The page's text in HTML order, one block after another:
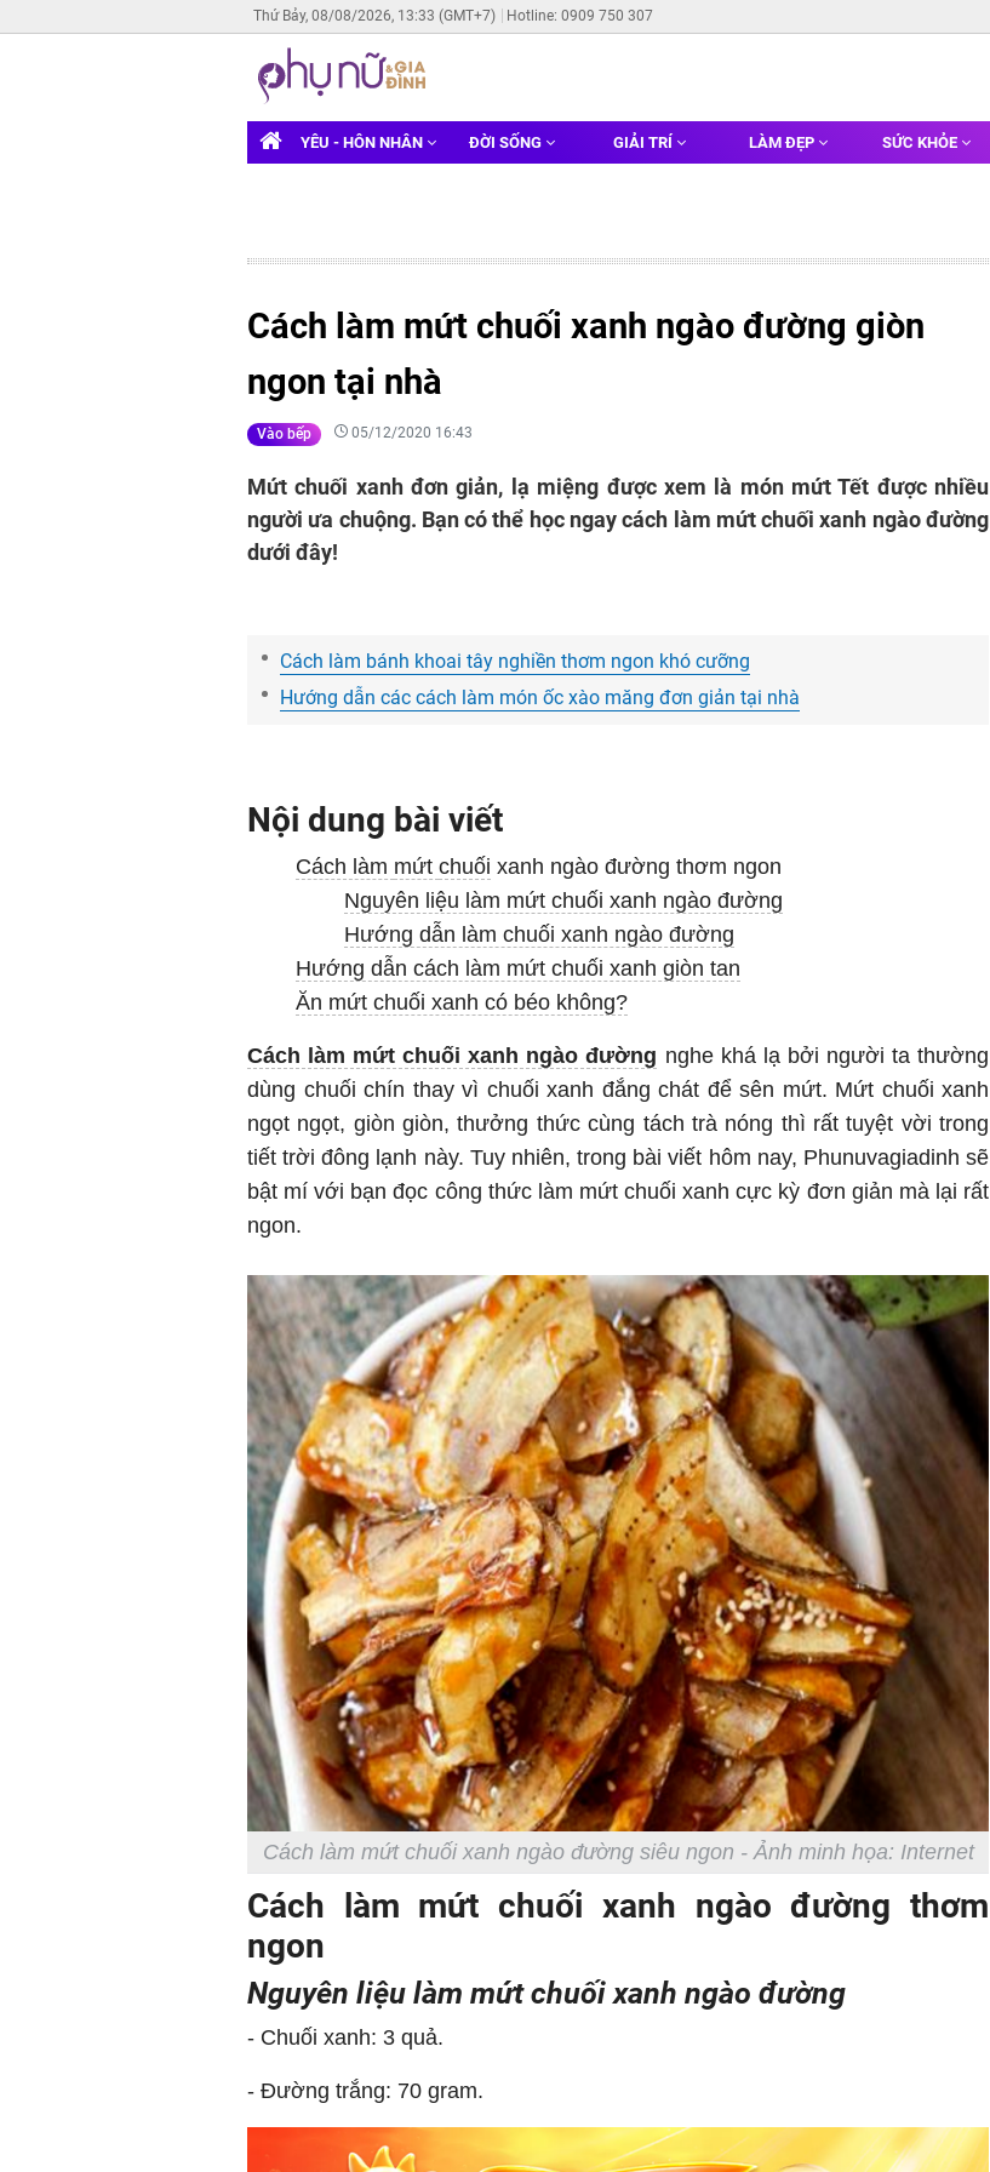
Thứ Bảy, 08/08/2026, 13:33 (GMT+7) Hotline: 0909 750 307
YÊU - HÔN NHÂN ĐỜI SỐNG GIẢI TRÍ LÀM ĐẸP SỨC KHỎE
Cách làm mứt chuối xanh ngào đường giòn
ngon tại nhà
Vào bếp 05/12/2020 16:43
Mứt chuối xanh đơn giản, lạ miệng được xem là món mứt Tết được nhiều
người ưa chuộng. Bạn có thể học ngay cách làm mứt chuối xanh ngào đường
dưới đây!
Cách làm bánh khoai tây nghiền thơm ngon khó cưỡng
Hướng dẫn các cách làm món ốc xào măng đơn giản tại nhà
Nội dung bài viết
Cách làm mứt chuối xanh ngào đường thơm ngon
Nguyên liệu làm mứt chuối xanh ngào đường
Hướng dẫn làm chuối xanh ngào đường
Hướng dẫn cách làm mứt chuối xanh giòn tan
Ăn mứt chuối xanh có béo không?
Cách làm mứt chuối xanh ngào đường nghe khá lạ bởi người ta thường
dùng chuối chín thay vì chuối xanh đắng chát để sên mứt. Mứt chuối xanh
ngọt ngọt, giòn giòn, thưởng thức cùng tách trà nóng thì rất tuyệt vời trong
tiết trời đông lạnh này. Tuy nhiên, trong bài viết hôm nay, Phunuvagiadinh sẽ
bật mí với bạn đọc công thức làm mứt chuối xanh cực kỳ đơn giản mà lại rất
ngon.
Cách làm mứt chuối xanh ngào đường siêu ngon - Ảnh minh họa: Internet
Cách làm mứt chuối xanh ngào đường thơm
ngon
Nguyên liệu làm mứt chuối xanh ngào đường
- Chuối xanh: 3 quả.
- Đường trắng: 70 gram.